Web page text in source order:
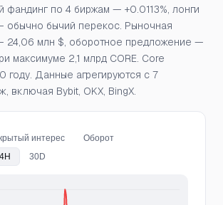
фандинг по 4 биржам — +0.0113%, лонги
обычно бычий перекос. Рыночная
24,06 млн $, оборотное предложение —
максимуме 2,1 млрд CORE. Core
году. Данные агрегируются с 7
включая Bybit, OKX, BingX.
интерес Оборот
30D